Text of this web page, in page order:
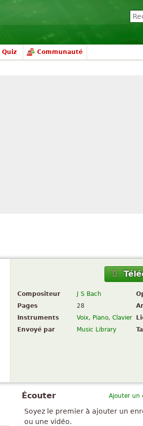
Quiz Communauté
Compositeur J S Bach
Pages
28
Instruments
Voix, Piano, Clavier
Envoyé par
Music Library
Ajouter un
Écouter
Soyez le premier à ajouter un
ou une vidéo.